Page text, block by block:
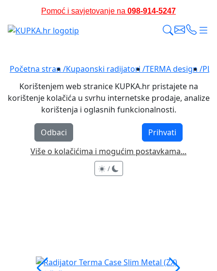
Pomoć i savjetovanje na 098-914-5247
Početna stran /Kupaonski radijatori /TERMA design /
Korištenjem web stranice KUPKA.hr pristajete na
korištenje kolačića u svrhu internetske prodaje, analize
korištenja i oglasnih funkcionalnosti.
Odbaci
Prihvati
Više o kolačićima i mogućim postavkama...
/